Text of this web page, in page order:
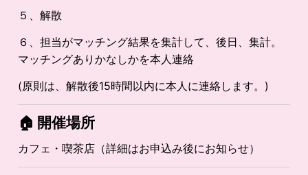
５、解散
６、担当がマッチング結果を集計して、後日、集計。
マッチングありかなしかを本人連絡
(原則は、解散後15時間以内に本人に連絡します。)
🏠 開催場所
カフェ・喫茶店（詳細はお申込み後にお知らせ）